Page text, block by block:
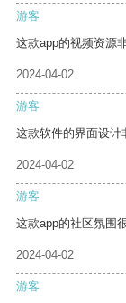
游客
这款app的视频资源
2024-04-02
游客
这款软件的界面设计
2024-04-02
游客
这款app的社区氛围
2024-04-02
游客